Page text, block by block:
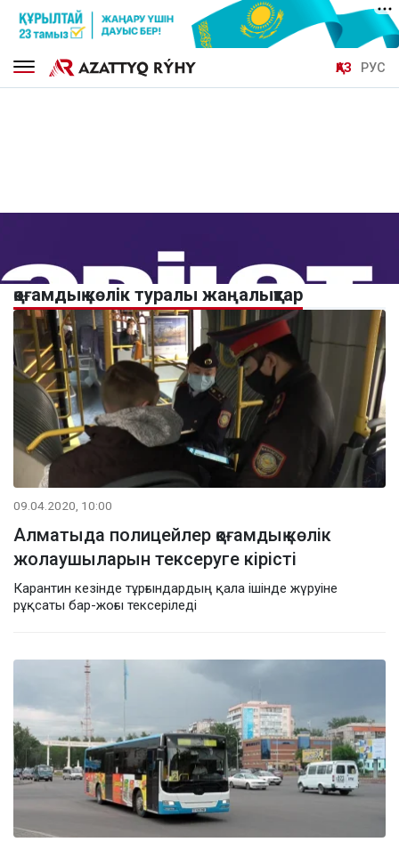
ҚАЗ РУС
қоғамдық көлік туралы жаңалықтар
09.04.2020, 10:00
Алматыда полицейлер қоғамдық көлік
жолаушыларын тексеруге кірісті
Карантин кезінде тұрғындардың қала ішінде жүруіне
рұқсаты бар-жоғы тексеріледі